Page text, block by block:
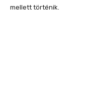
mellett történik.